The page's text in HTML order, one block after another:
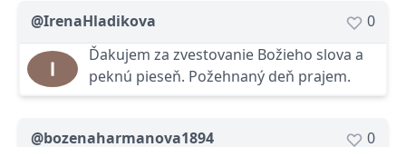
@IrenaHladikova
0
Ďakujem za zvestovanie Božieho slova a
peknú pieseň. Požehnaný deň prajem.
@bozenaharmanova1894
0